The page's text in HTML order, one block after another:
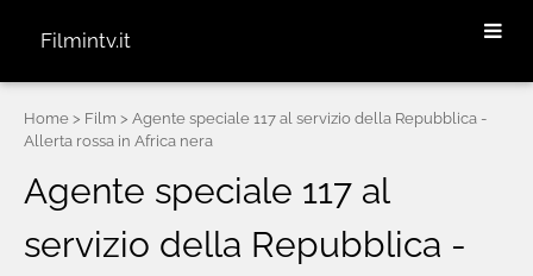
Filmintv.it
Home > Film > Agente speciale 117 al servizio della Repubblica -
Allerta rossa in Africa nera
Agente speciale 117 al
servizio della Repubblica -